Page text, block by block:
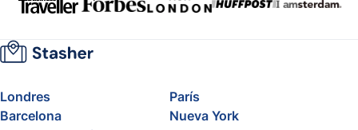
Londres
París
Barcelona
Nueva York